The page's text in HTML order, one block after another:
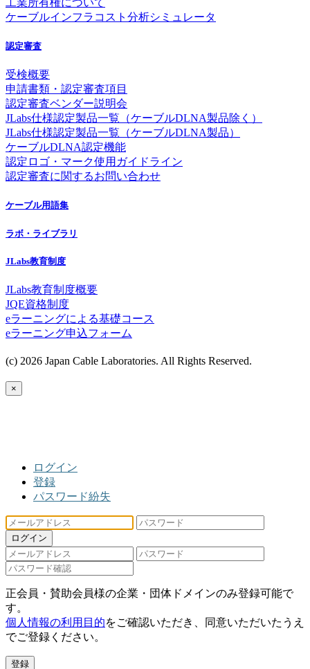
ケーブルインフラコスト分析シミュレータ
認定審査
受検概要
申請書類・認定審査項目
認定審査ベンダー説明会
JLabs仕様認定製品一覧（ケーブルDLNA製品除く）
JLabs仕様認定製品一覧（ケーブルDLNA製品）
ケーブルDLNA認定機能
認定ロゴ・マーク使用ガイドライン
認定審査に関するお問い合わせ
ケーブル用語集
ラボ・ライブラリ
JLabs教育制度
JLabs教育制度概要
JQE資格制度
eラーニングによる基礎コース
eラーニング申込フォーム
(c) 2026 Japan Cable Laboratories. All Rights Reserved.
×
ログイン
登録
パスワード紛失
ログイン
正会員・賛助会員様の企業・団体ドメインのみ登録可能で
す。
個人情報の利用目的をご確認いただき、同意いただいたうえ
でご登録ください。
登録